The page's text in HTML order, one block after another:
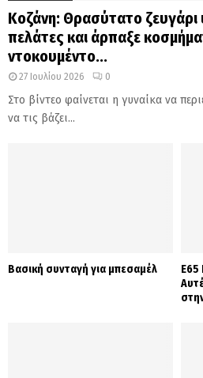
Κοζάνη: Θρασύτατο
πελάτες και άρπαξε
ντοκουμέντο...
27 Ιουλίου 2026 0
Στο βίντεο φαίνεται η γυναίκα να
να τις βάζει...
Βασική συνταγή για μπεσαμέλ
Ε65